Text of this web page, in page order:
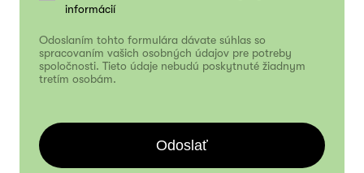
informácií
Odoslaním tohto formulára dávate súhlas so
spracovaním vašich osobných údajov pre potreby
spoločnosti. Tieto údaje nebudú poskytnuté žiadnym
tretím osobám.
Odoslať